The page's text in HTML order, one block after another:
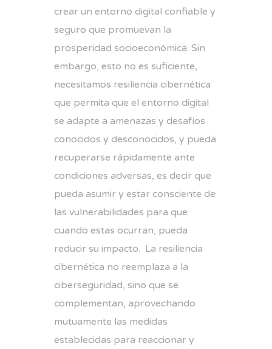
crear un entorno digital confiable y
seguro que promuevan la
prosperidad socioeconómica. Sin
embargo, esto no es suficiente,
necesitamos resiliencia cibernética
que permita que el entorno digital
se adapte a amenazas y desafíos
conocidos y desconocidos, y pueda
recuperarse rápidamente ante
condiciones adversas, es decir que
pueda asumir y estar consciente de
las vulnerabilidades para que
cuando estas ocurran, pueda
reducir su impacto. La resiliencia
cibernética no reemplaza a la
ciberseguridad, sino que se
complementan, aprovechando
mutuamente las medidas
establecidas para reaccionar y